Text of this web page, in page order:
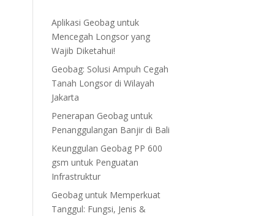
Aplikasi Geobag untuk
Mencegah Longsor yang
Wajib Diketahui!
Geobag: Solusi Ampuh Cegah
Tanah Longsor di Wilayah
Jakarta
Penerapan Geobag untuk
Penanggulangan Banjir di Bali
Keunggulan Geobag PP 600
gsm untuk Penguatan
Infrastruktur
Geobag untuk Memperkuat
Tanggul: Fungsi, Jenis &